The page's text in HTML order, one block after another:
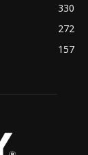
330
272
157